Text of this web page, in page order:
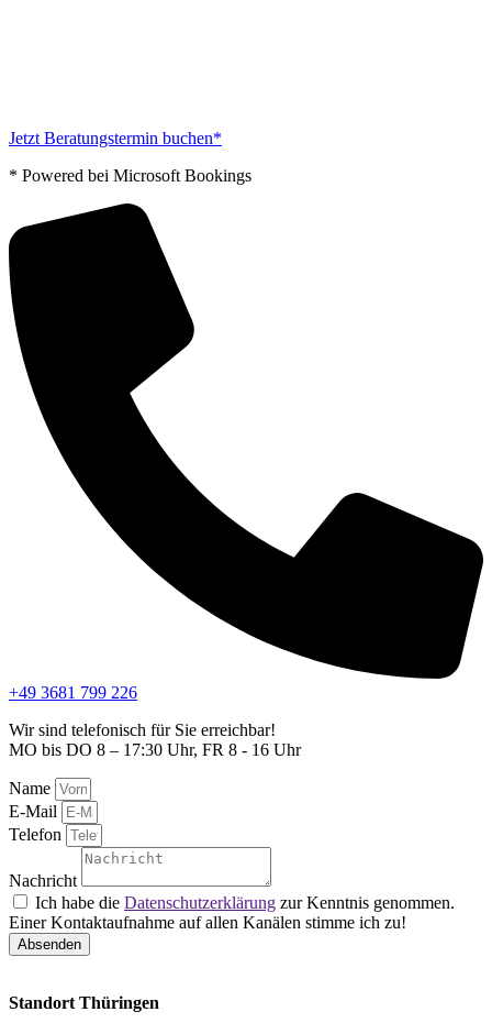
Jetzt Beratungstermin buchen*
* Powered bei Microsoft Bookings
+49 3681 799 226
Wir sind telefonisch für Sie erreichbar!
MO bis DO 8 – 17:30 Uhr, FR 8 - 16 Uhr
Name
E-Mail
Telefon
Nachricht
Ich habe die Datenschutzerklärung zur Kenntnis genommen.
Einer Kontaktaufnahme auf allen Kanälen stimme ich zu!
Absenden
Standort Thüringen